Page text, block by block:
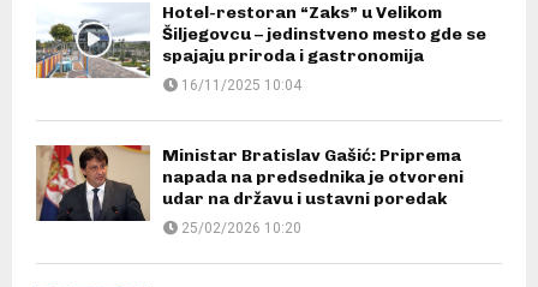
Hotel-restoran “Zaks” u Velikom
Šiljegovcu – jedinstveno mesto gde se
spajaju priroda i gastronomija
16/11/2025 10:04
Ministar Bratislav Gašić: Priprema
napada na predsednika je otvoreni
udar na državu i ustavni poredak
25/02/2026 10:20